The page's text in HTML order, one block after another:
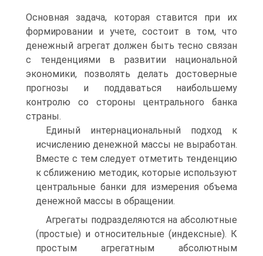
Основная задача, которая ставится при их
формировании и учете, состоит в том, что
денежный агрегат должен быть тесно связан
с тенденциями в развитии национальной
экономики, позволять делать достоверные
прогнозы и поддаваться наибольшему
контролю со стороны центрального банка
страны.
Единый интернациональный подход к
исчислению денежной массы не выработан.
Вместе с тем следует отметить тенденцию
к сближению методик, которые используют
центральные банки для измерения объема
денежной массы в обращении.
Агрегаты подразделяются на абсолютные
(простые) и относительные (индексные). К
простым агрегатным абсолютным